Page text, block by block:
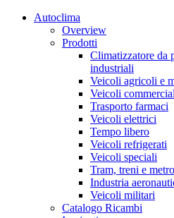
Autoclima
Overview
Prodotti
Climatizzatore da
industriali
Veicoli agricoli e
Veicoli
Trasporto farmaci
Veicoli elettrici
Tempo libero
Veicoli refrigerati
Veicoli speciali
Tram, treni e
Industria
Veicoli militari
Catalogo Ricambi